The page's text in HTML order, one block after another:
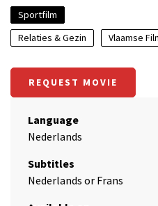
Sportfilm
Relaties & Gezin
Vlaamse
REQUEST MOVIE
Language
Nederlands
Subtitles
Nederlands or Frans